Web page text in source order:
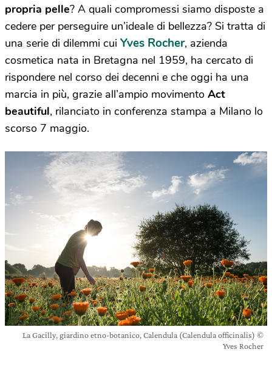
propria pelle? A quali compromessi siamo disposte a
cedere per perseguire un’ideale di bellezza? Si tratta di
una serie di dilemmi cui Yves Rocher, azienda
cosmetica nata in Bretagna nel 1959, ha cercato di
rispondere nel corso dei decenni e che oggi ha una
marcia in più, grazie all’ampio movimento Act
beautiful, rilanciato in conferenza stampa a Milano lo
scorso 7 maggio.
La Gacilly, giardino etno-botanico, Calendula (Calendula officinalis) ©
Yves Rocher